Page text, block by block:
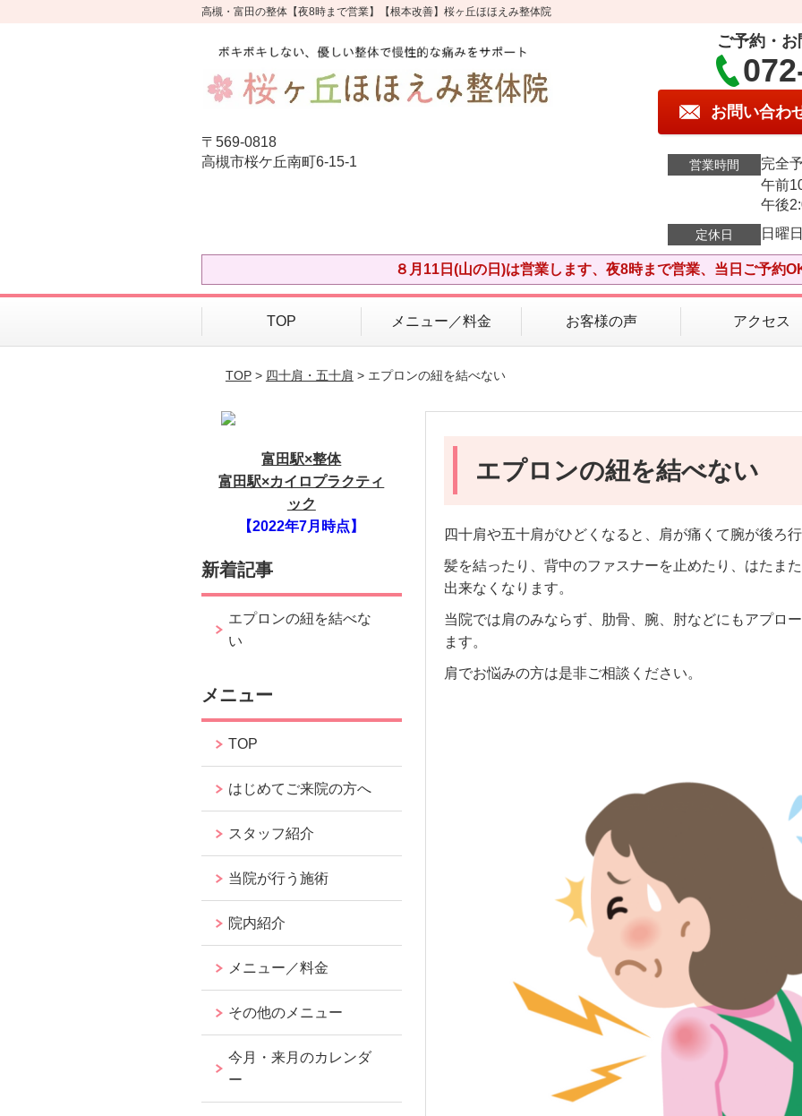
高槻・富田の整体【夜8時まで営業】【根本改善】桜ヶ丘ほほえみ整体院
〒569-0818
高槻市桜ケ丘南町6-15-1
ご予約・
お問い合わ
営業時間
完全
午前
午後
定休日 日曜
８月11日(山の日)は営業します、夜8時まで営業、当日ご予約
TOP メニュー／料金 お客様の声 アクセス
TOP> 四十肩・五十肩 > エプロンの紐を結べない
エプロンの紐を結べない
四十肩や五十肩がひどくなると、肩が痛くて腕が後ろ
髪を結ったり、背中のファスナーを止めたり、はたま
出来なくなります。
当院では肩のみならず、肋骨、腕、肘などにもアプロ
ます。
肩でお悩みの方は是非ご相談ください。
富田駅×整体
富田駅×カイロプラクティ
ック
【2022年7月時点】
新着記事
エプロンの紐を結べな
い
メニュー
TOP
はじめてご来院の方へ
スタッフ紹介
当院が行う施術
院内紹介
メニュー／料金
その他のメニュー
今月・来月のカレンダ
ー